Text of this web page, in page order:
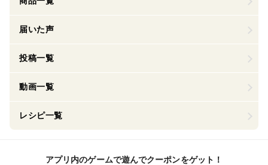
届いた声
投稿一覧
動画一覧
レシピ一覧
アプリ内のゲームで遊んでクーポンをゲット！